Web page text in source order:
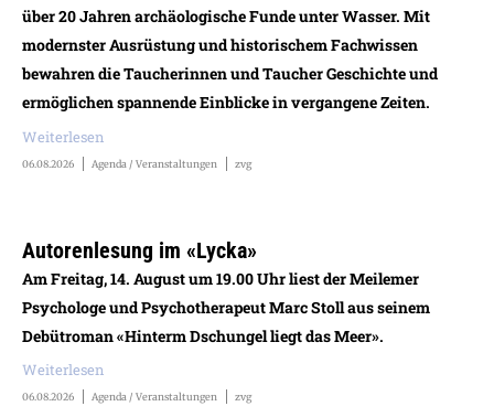
über 20 Jahren archäologische Funde unter Wasser. Mit
modernster Ausrüstung und historischem Fachwissen
bewahren die Taucherinnen und Taucher Geschichte und
ermöglichen spannende Einblicke in vergangene Zeiten.
Weiterlesen
06.08.2026 Agenda / Veranstaltungen zvg
Autorenlesung im «Lycka»
Am Freitag, 14. August um 19.00 Uhr liest der Meilemer
Psychologe und Psychotherapeut Marc Stoll aus seinem
Debütroman «Hinterm Dschungel liegt das Meer».
Weiterlesen
06.08.2026 Agenda / Veranstaltungen zvg